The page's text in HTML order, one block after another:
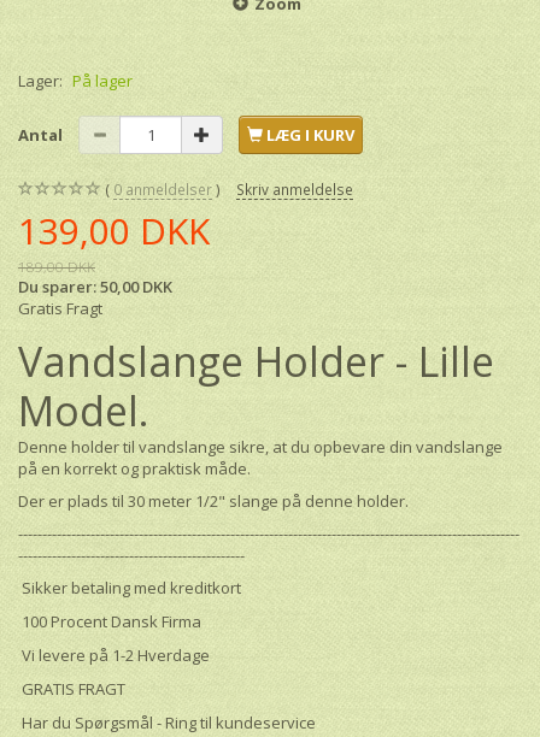
Lager: På lager
Antal LÆG I KURV
0 anmeldelser Skriv anmeldelse
139,00 DKK
189,00 DKK
Du sparer:50,00 DKK
Gratis Fragt
Vandslange Holder - Lille
Model.
Denne holder til vandslange sikre, at du opbevare din vandslange
på en korrekt og praktisk måde.
Der er plads til 30 meter 1/2" slange på denne holder.
--------------------------------------------------------------------------------------------------------
-----------------------------------------------
Sikker betaling med kreditkort
100 Procent Dansk Firma
Vi levere på 1-2 Hverdage
GRATIS FRAGT
Har du Spørgsmål - Ring til kundeservice